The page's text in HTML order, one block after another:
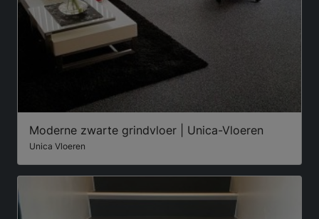
Moderne zwarte grindvloer | Unica-Vloeren
Unica Vloeren